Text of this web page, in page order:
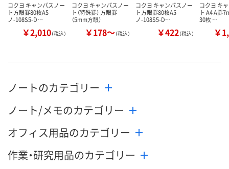
コクヨ キャンパスノー
ト方眼罫80枚A5
ノ-108S5-D…
￥2,010（税込）
コクヨ キャンパスノー
ト（特殊罫） 方眼罫
（5mm方眼）
￥178～（税込）
コクヨ キャンパスノー
ト方眼罫80枚A5
ノ-108S5-D…
￥422（税込）
コクヨ キ
ト A4 A罫7
30枚 …
￥
ノートのカテゴリー
ノート/メモのカテゴリー
オフィス用品のカテゴリー
作業・研究用品のカテゴリー